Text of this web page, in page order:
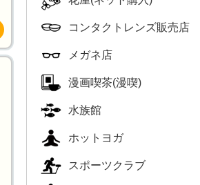
コンタクトレンズ販売店
メガネ店
漫画喫茶(漫喫)
水族館
ホットヨガ
スポーツクラブ